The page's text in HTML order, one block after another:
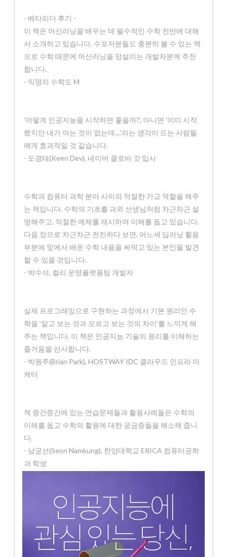
- 베타리더 후기 -
이 책은 머신러닝을 배우는 데 필수적인 수학 전반에 대해
서 소개하고 있습니다. 수포자분들도 충분히 볼 수 있는 책
으로 수학 때문에 머신러닝을 망설이는 개발자분께 추천
합니다.
- 익명의 수학도 M
'어떻게 인공지능을 시작하면 좋을까?', 아니면 '이미 시작
했지만 내가 아는 것이 없는데....'라는 생각이 드는 사람들
에게 효과적일 것 같습니다.
- 도경태(Keen Dev), 네이버 클로바 갓 입사
수학과 컴퓨터 과학 분야 사이의 적절한 가교 역할을 해주
는 책입니다. 수학의 기초를 과외 선생님처럼 차근차근 설
명해주고, 적절한 예제를 제시하여 이해를 돕고 있습니다.
다음 장으로 차근차근 전진하다 보면, 어느새 딥러닝 활용
부분에 앞에서 배운 수학 내용을 써먹고 있는 본인을 발견
할 수 있을 것입니다.
- 박수석, 컬리 운영플랫폼팀 개발자
실제 프로그래밍으로 구현하는 과정에서 기본 원리인 수
학을 ‘알고 보는 것과 모르고 보는 것의 차이’를 느끼게 해
주는 책입니다. 이 책은 인공지능 기술의 원리를 이해하는
즐거움을 선사합니다.
- 박원주(Brian Park), HOSTWAY IDC 클라우드 인프라 마
케터
책 중간중간에 있는 연습문제들과 활용사례들은 수학의
이해를 돕고 수학의 활용에 대한 궁금증들을 해소해 줍니
다.
- 남궁선(Seon Namkung), 한양대학교 ERICA 컴퓨터공학
과 학생